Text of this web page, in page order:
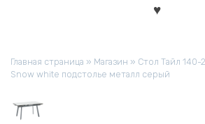
Главная страница » Магазин » Стол Тайл
Snow white подстолье металл серый